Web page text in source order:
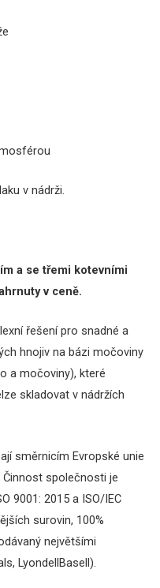
v nádrži.
a se třemi kotevními
v ceně.
řešení pro snadné a
hnojiv na bázi močoviny
a močoviny), které
skladovat v nádržích
směrnicím Evropské unie
Činnost společnosti je
9001: 2015 a ISO/IEC
surovin, 100%
největšími
LyondellBasell).